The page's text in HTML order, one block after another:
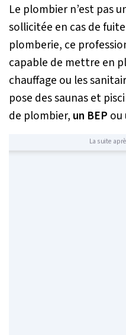
Le plombier n’est pas
sollicitée en cas de
plomberie, ce
capable de mettre en
chauffage ou les
pose des saunas et
de plombier, un BEP ou
La suite